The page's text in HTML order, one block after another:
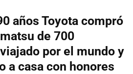
años Toyota compró
de 700
por el mundo y
a casa con honores